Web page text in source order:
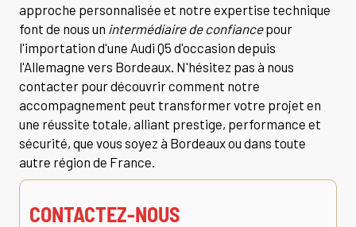
approche personnalisée et notre expertise technique
font de nous un intermédiaire de confiancepour
l'importation d'une Audi Q5 d'occasion depuis
l'Allemagne vers Bordeaux. N'hésitez pas à nous
contacter pour découvrir comment notre
accompagnement peut transformer votre projet en
une réussite totale, alliant prestige, performance et
sécurité, que vous soyez à Bordeaux ou dans toute
autre région de France.
CONTACTEZ-NOUS